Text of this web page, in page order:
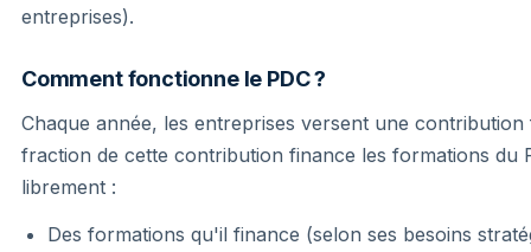
entreprises).
Comment fonctionne le PDC ?
Chaque année, les entreprises versent une
fraction de cette contribution finance les formations du
librement :
Des formations qu'il finance (selon ses besoins